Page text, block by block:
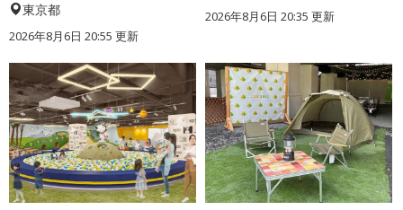
東京都
2026年8月6日 20:55 更新
2026年8月6日 20:35 更新